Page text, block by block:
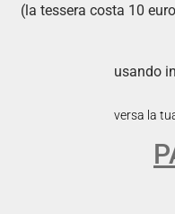
(la tessera costa 10
usando
versa la